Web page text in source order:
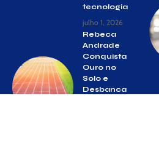
tecnologia
julho 1, 2026
Rebeca
Andrade
Conquista
Ouro no
Solo e
Desbanca